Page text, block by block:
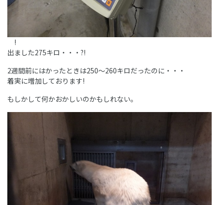
!
出ました275キロ・・・?!
2週間前にはかったときは250～260キロだったのに・・・
着実に増加しております!
もしかして何かおかしいのかもしれない。